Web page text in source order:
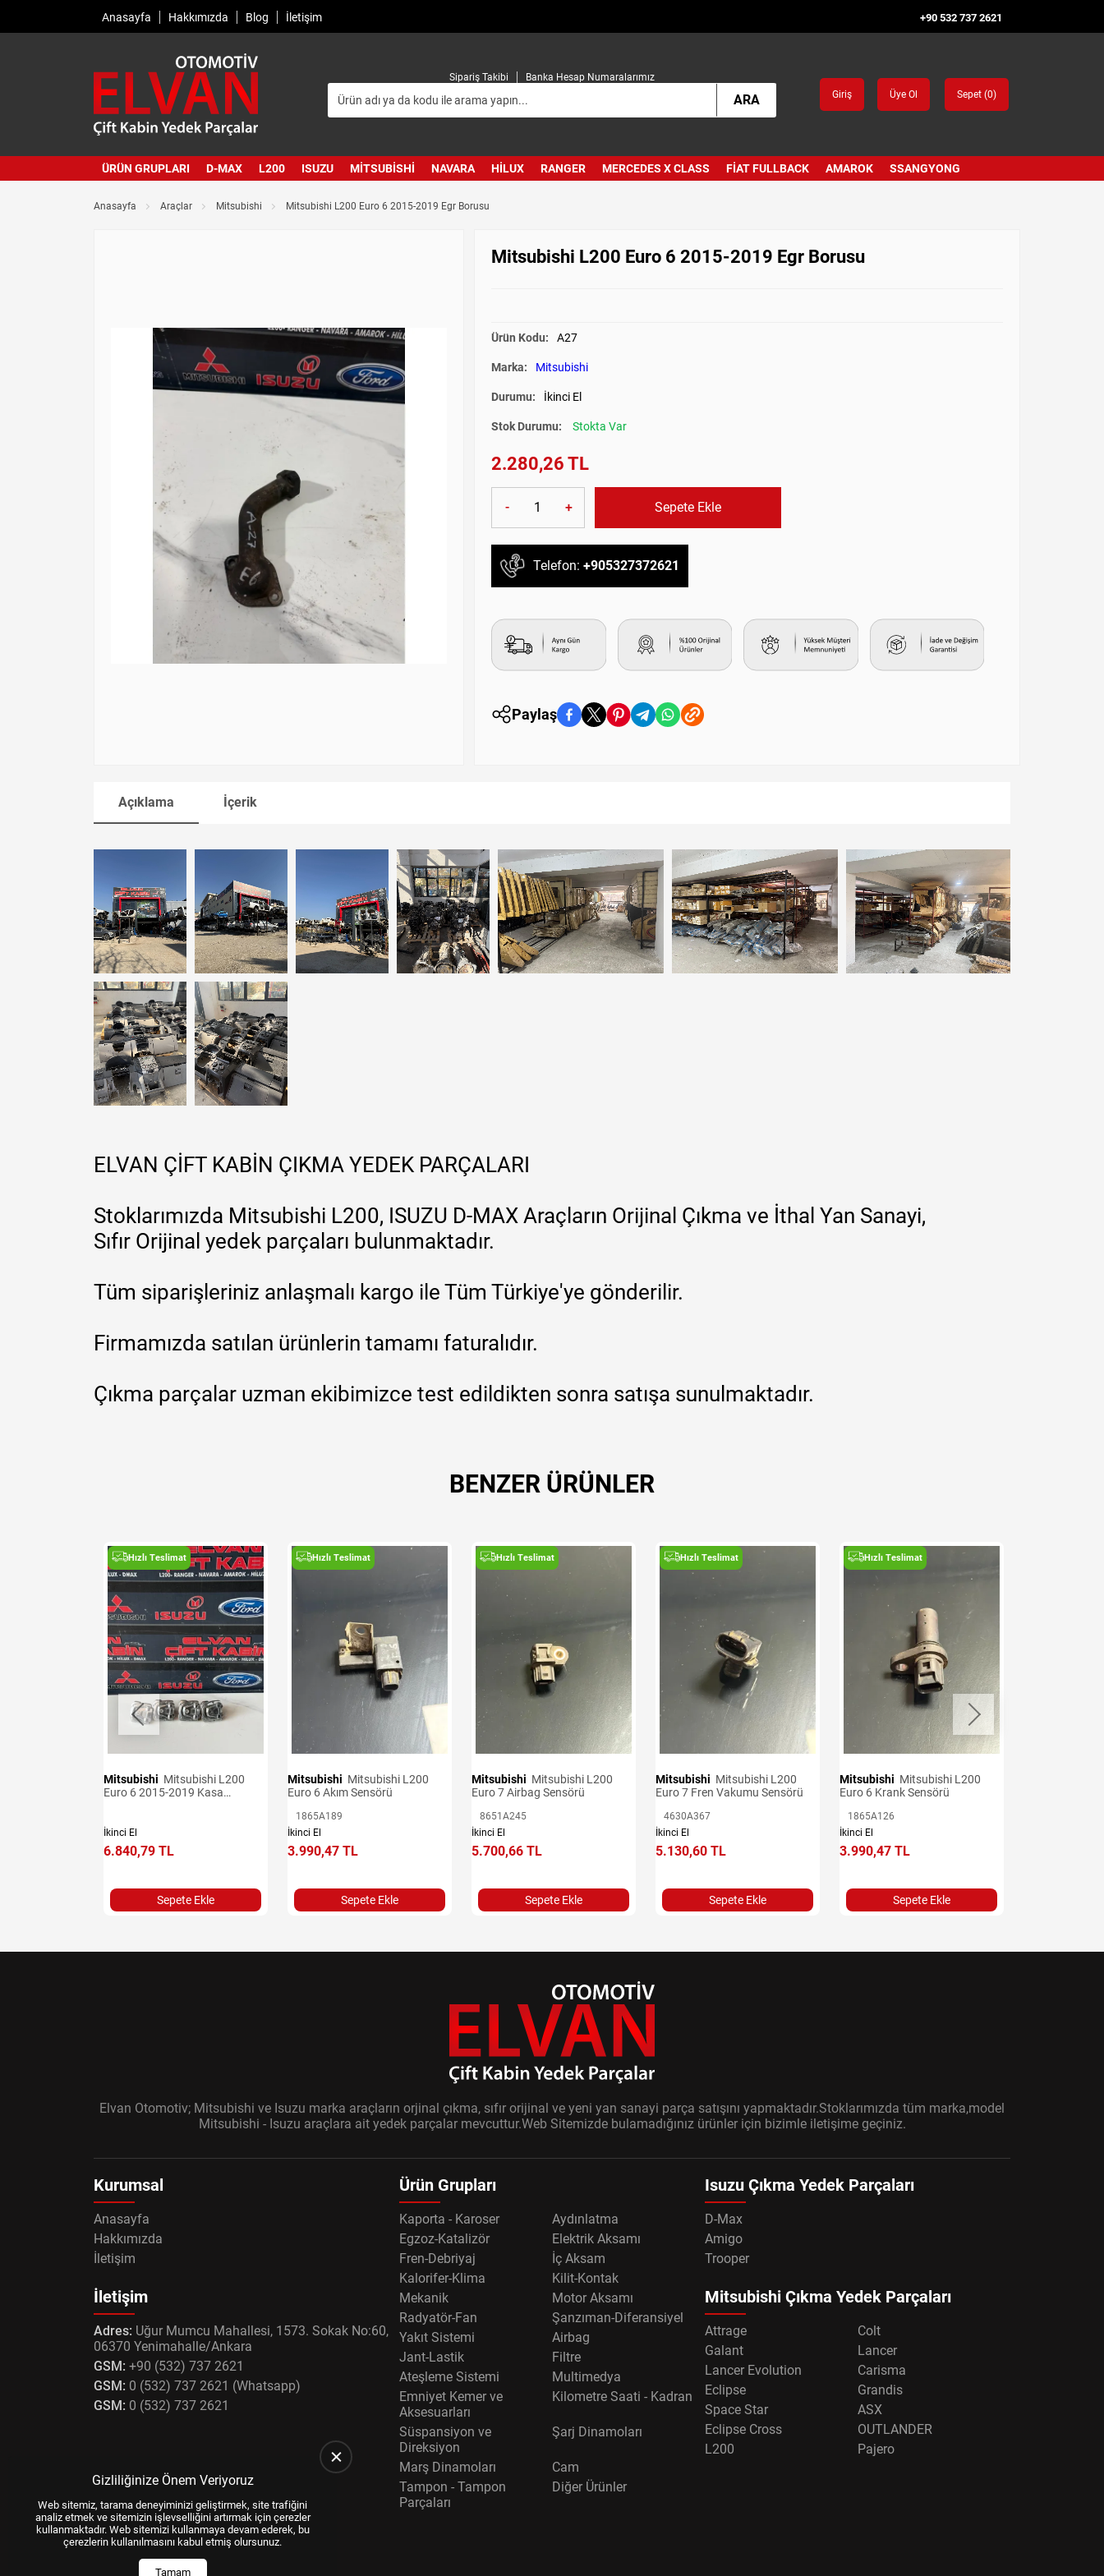
Anasayfa Hakkımızda Blog İletişim +90 532 737 2621
Sipariş Takibi Banka Hesap Numaralarımız
ARA Giriş Üye Ol Sepet (0)
ÜRÜN GRUPLARI D-MAX L200 ISUZU MITSUBISHI NAVARA HILUX RANGER MERCEDES X CLASS FIAT FULLBACK AMAROK SSANGYONG
Anasayfa Araçlar Mitsubishi Mitsubishi L200 Euro 6 2015-2019 Egr Borusu
Mitsubishi L200 Euro 6 2015-2019 Egr Borusu
Ürün Kodu: A27
Marka: Mitsubishi
Durumu: İkinci El
Stok Durumu: Stokta Var
2.280,26 TL
- + Sepete Ekle
Telefon: +905327372621
Paylaş
Açıklama İçerik
ELVAN ÇİFT KABİN ÇIKMA YEDEK PARÇALARI
Stoklarımızda Mitsubishi L200, ISUZU D-MAX Araçların Orijinal Çıkma ve İthal Yan Sanayi,
Sıfır Orijinal yedek parçaları bulunmaktadır.
Tüm siparişleriniz anlaşmalı kargo ile Tüm Türkiye'ye gönderilir.
Firmamızda satılan ürünlerin tamamı faturalıdır.
Çıkma parçalar uzman ekibimizce test edildikten sonra satışa sunulmaktadır.
BENZER ÜRÜNLER
Hızlı Teslimat
Mitsubishi
Euro 6 2015-2019 Kasa
İkinci El
6.840,79 TL
Sepete Ekle
Hızlı Teslimat
Mitsubishi
Euro 6 Akım Sensörü
1865A189
İkinci El
3.990,47 TL
Sepete Ekle
Hızlı Teslimat
Mitsubishi
Euro 7 Airbag Sensörü
8651A245
İkinci El
5.700,66 TL
Sepete Ekle
Hızlı Teslimat
Mitsubishi
Euro 7 Fren Vakumu Sensörü
4630A367
İkinci El
5.130,60 TL
Sepete Ekle
Hızlı Teslimat
Mitsubishi
Euro 6 Krank Sensörü
1865A126
İkinci El
3.990,47 TL
Sepete Ekle
Elvan Otomotiv; Mitsubishi ve Isuzu marka araçların orjinal çıkma, sıfır orijinal ve yeni yan sanayi parça satışını yapmaktadır.Stoklarımızda tüm marka,model
Mitsubishi - Isuzu araçlara ait yedek parçalar mevcuttur.Web Sitemizde bulamadığınız ürünler için bizimle iletişime geçiniz.
Kurumsal
Anasayfa
Hakkımızda
İletişim
İletişim
Adres: Uğur Mumcu Mahallesi, 1573. Sokak No:60,
06370 Yenimahalle/Ankara
GSM: +90 (532) 737 2621
GSM: 0 (532) 737 2621 (Whatsapp)
GSM: 0 (532) 737 2621
Ürün Grupları
Kaporta - Karoser
Aydınlatma
Egzoz-Katalizör
Elektrik Aksamı
Fren-Debriyaj
İç Aksam
Kalorifer-Klima
Kilit-Kontak
Mekanik
Motor Aksamı
Radyatör-Fan
Şanzıman-Diferansiyel
Yakıt Sistemi
Airbag
Jant-Lastik
Filtre
Ateşleme Sistemi
Multimedya
Emniyet Kemer ve
Aksesuarları
Kilometre Saati - Kadran
Süspansiyon ve
Direksiyon
Şarj Dinamoları
Marş Dinamoları
Cam
Tampon - Tampon
Parçaları
Diğer Ürünler
Isuzu Çıkma Yedek Parçaları
D-Max
Amigo
Trooper
Mitsubishi Çıkma Yedek Parçaları
Attrage
Colt
Galant
Lancer
Lancer Evolution
Carisma
Eclipse
Grandis
Space Star
ASX
Eclipse Cross
OUTLANDER
L200
Pajero
Gizliliğinize Önem Veriyoruz
Web sitemiz, tarama deneyiminizi geliştirmek, site trafiğini
analiz etmek ve sitemizin işlevselliğini artırmak için çerezler
kullanmaktadır. Web sitemizi kullanmaya devam ederek, bu
çerezlerin kullanılmasını kabul etmiş olursunuz.
Tamam